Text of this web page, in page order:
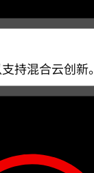
持混合云创新。